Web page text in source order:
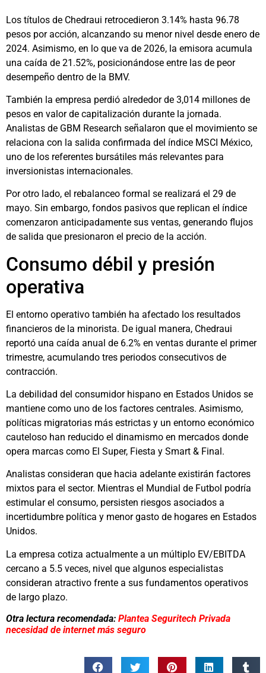
Los títulos de Chedraui retrocedieron 3.14% hasta 96.78
pesos por acción, alcanzando su menor nivel desde enero de
2024. Asimismo, en lo que va de 2026, la emisora acumula
una caída de 21.52%, posicionándose entre las de peor
desempeño dentro de la BMV.
También la empresa perdió alrededor de 3,014 millones de
pesos en valor de capitalización durante la jornada.
Analistas de GBM Research señalaron que el movimiento se
relaciona con la salida confirmada del índice MSCI México,
uno de los referentes bursátiles más relevantes para
inversionistas internacionales.
Por otro lado, el rebalanceo formal se realizará el 29 de
mayo. Sin embargo, fondos pasivos que replican el índice
comenzaron anticipadamente sus ventas, generando flujos
de salida que presionaron el precio de la acción.
Consumo débil y presión
operativa
El entorno operativo también ha afectado los resultados
financieros de la minorista. De igual manera, Chedraui
reportó una caída anual de 6.2% en ventas durante el primer
trimestre, acumulando tres periodos consecutivos de
contracción.
La debilidad del consumidor hispano en Estados Unidos se
mantiene como uno de los factores centrales. Asimismo,
políticas migratorias más estrictas y un entorno económico
cauteloso han reducido el dinamismo en mercados donde
opera marcas como El Super, Fiesta y Smart & Final.
Analistas consideran que hacia adelante existirán factores
mixtos para el sector. Mientras el Mundial de Futbol podría
estimular el consumo, persisten riesgos asociados a
incertidumbre política y menor gasto de hogares en Estados
Unidos.
La empresa cotiza actualmente a un múltiplo EV/EBITDA
cercano a 5.5 veces, nivel que algunos especialistas
consideran atractivo frente a sus fundamentos operativos
de largo plazo.
Otra lectura recomendada: Plantea Seguritech Privada
necesidad de internet más seguro